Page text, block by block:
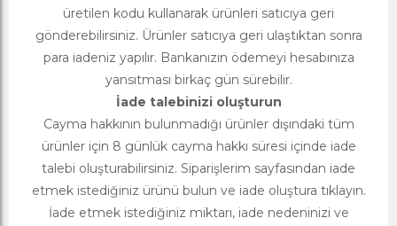
üretilen kodu kullanarak ürünleri satıcıya geri
gönderebilirsiniz. Ürünler satıcıya geri ulaştıktan sonra
para iadeniz yapılır. Bankanızın ödemeyi hesabınıza
yansıtması birkaç gün sürebilir.
İade talebinizi oluşturun
Cayma hakkının bulunmadığı ürünler dışındaki tüm
ürünler için 8 günlük cayma hakkı süresi içinde iade
talebi oluşturabilirsiniz. Siparişlerim sayfasından iade
etmek istediğiniz ürünü bulun ve iade oluştura tıklayın.
İade etmek istediğiniz miktarı, iade nedeninizi ve